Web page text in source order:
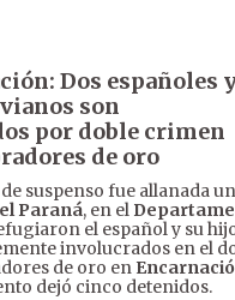
Dos españoles
son
por doble crimen
de oro
suspenso fue allanada
Paraná, en el
el español y su
involucrados en el
de oro en
dejó cinco detenidos.